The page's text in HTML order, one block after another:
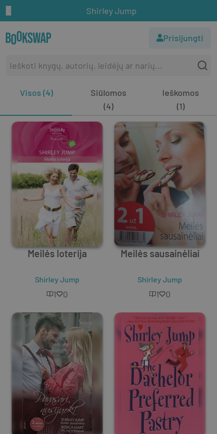
Shirley Jump
Prisijungti
Visos (4)
Siūlomos
(4)
Ieškomos
(1)
Meilės loterija
Shirley Jump
1 0
Meilės sausainėliai
Shirley Jump
1 0